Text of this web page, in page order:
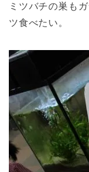
ミツバチの巣も
ツ食べたい。